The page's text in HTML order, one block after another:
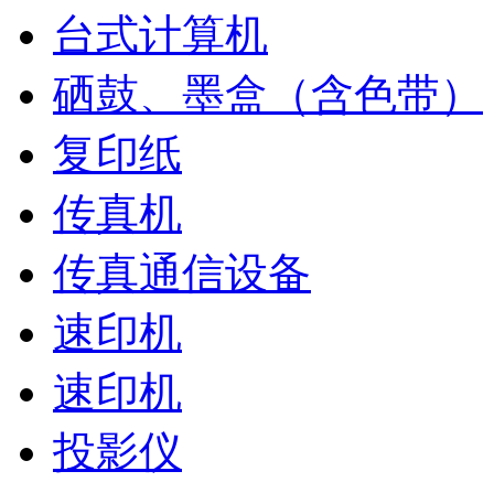
台式计算机
硒鼓、墨盒（含色带）
复印纸
传真机
传真通信设备
速印机
速印机
投影仪